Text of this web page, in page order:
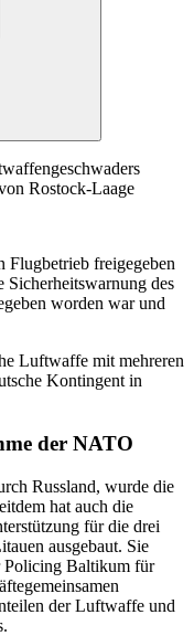
Rostock-Laage
freigegeben
Sicherheitswarnung des
worden war und
Luftwaffe mit mehreren
Kontingent in
der NATO
Russland, wurde die
hat auch die
für die drei
ausgebaut. Sie
Policing Baltikum für
der Luftwaffe und